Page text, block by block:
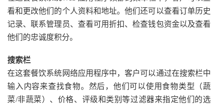
看和更改他们的个人资料和地址。他们还可以查看订单历史
记录、联系管理员、查看可用折扣、检查钱包资金以及查看
他们的忠诚度积分。
搜索栏
在这套餐饮系统网络应用程序中，客户可以通过在搜索栏中
输入内容来查找食物。然后，他们可以使用食物类型（蔬
菜/非蔬菜）、价格、评级和类别等过滤器来指定他们的选